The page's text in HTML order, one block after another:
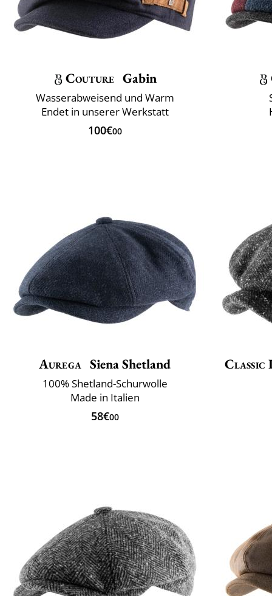
Couture Gabin
Wasserabweisend und Warm
Endet in unserer Werkstatt
100€00
Aurega Siena Shetland
100% Shetland-Schurwolle
Made in Italien
58€00